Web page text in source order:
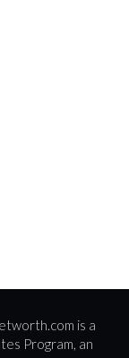
is a
Program, an